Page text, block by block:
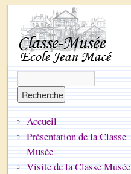
Accueil
Présentation de la Classe
Musée
Visite de la Classe Musée